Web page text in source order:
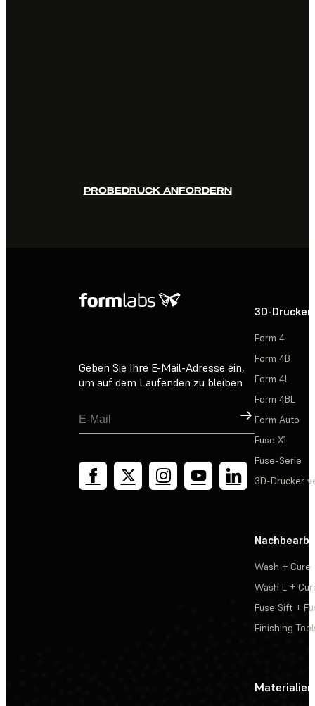
PROBEDRUCK ANFORDERN
Geben Sie Ihre E-Mail-Adresse ein,
um auf dem Laufenden zu bleiben
Registrieren
3D-Drucker
Form 4
Form 4B
Form 4L
Form 4BL
Form Auto
Fuse X1
Fuse-Serie
3D-Drucker
Wash + Cure
Wash L +
Fuse Sift +
Finishing
Materialien